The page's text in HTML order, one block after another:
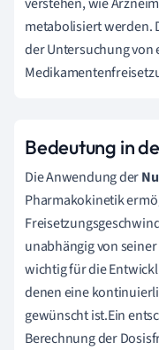
verstehen, wie
metabolisiert werden.
der Untersuchung von
Bedeutung in
Die Anwendung der
Pharmakokinetik
unabhängig von
wichtig für die
denen eine
gewünscht ist.Ein
Berechnung der